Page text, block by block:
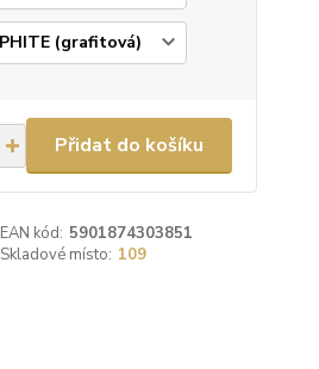
Přidat do košíku
EAN kód: 5901874303851
Skladové místo: 109